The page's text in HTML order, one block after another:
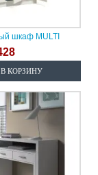
шкаф MULTI
В КОРЗИНУ